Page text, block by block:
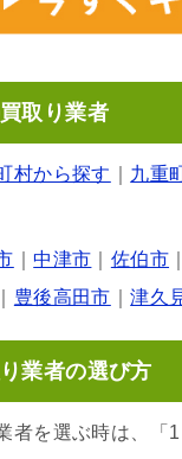
取り業者
村から探す 九重
｜中津市 佐伯市
豊後高田市 ｜津久
業者の選び方
者を選ぶ時は、「